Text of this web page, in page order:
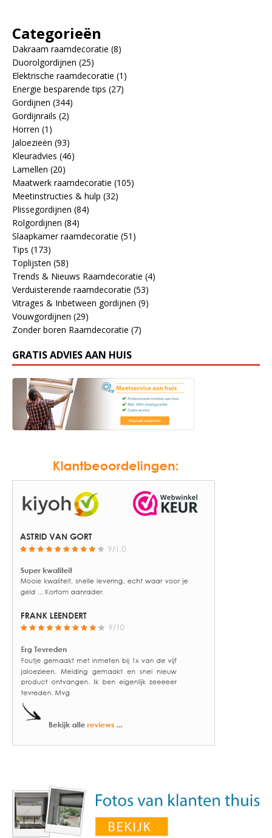
Categorieën
Dakraam raamdecoratie (8)
Duorolgordijnen (25)
Elektrische raamdecoratie (1)
Energie besparende tips (27)
Gordijnen (344)
Gordijnrails (2)
Horren (1)
Jaloezieën (93)
Kleuradvies (46)
Lamellen (20)
Maatwerk raamdecoratie (105)
Meetinstructies & hulp (32)
Plissegordijnen (84)
Rolgordijnen (84)
Slaapkamer raamdecoratie (51)
Tips (173)
Toplijsten (58)
Trends & Nieuws Raamdecoratie (4)
Verduisterende raamdecoratie (53)
Vitrages & Inbetween gordijnen (9)
Vouwgordijnen (29)
Zonder boren Raamdecoratie (7)
GRATIS ADVIES AAN HUIS